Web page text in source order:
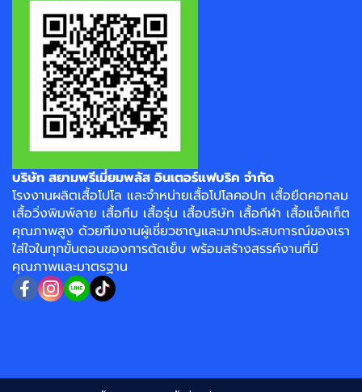
บริษัท สยามพรีเมี่ยมพลัส อินเตอร์แฟบริค จำกัด
โรงงานผลิตเสื้อโปโล และจำหน่ายเสื้อโปโลคอปก เสื้อยืดคอกลม
เสื้อวิ่งพิมพ์ลาย เสื้อทีม เสื้อรุ่น เสื้อบริษัท เสื้อกีฬา เสื้อแจ็คเก็ต
คุณภาพสูง ด้วยทีมงานผู้เชี่ยวชาญและมากประสบการณ์ของเรา
ใส่ใจในทุกขั้นตอนของการตัดเย็บ พร้อมสร้างสรรค์งานที่มี
คุณภาพและมาตรฐาน